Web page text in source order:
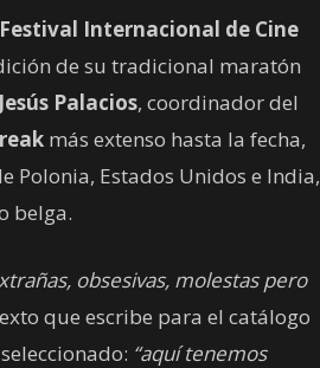
Festival Internacional de Cine
de su tradicional maratón
Jesús Palacios, coordinador del
más extenso hasta la fecha,
Polonia, Estados Unidos e India,
belga.
obsesivas, molestas pero
que escribe para el catálogo
“aquí tenemos